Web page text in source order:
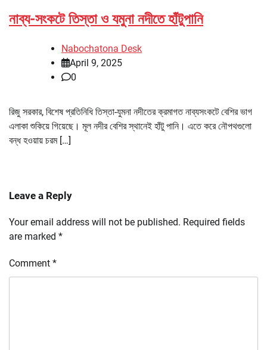
নাব্য-সংকটে তিস্তা ও যমুনা নদীতে হাঁটুপানি
Nabochatona Desk
April 9, 2025
0
রিজু সরকার, বিশেষ প্রতিনিধি তিস্তা-যুমনা নদীতের ক্রমাগত নাব্যসংকটে বেশির ভাগ
এলাকা শুকিয়ে গিয়েছে। মূল নদীর বেশির স্থানেই হাঁটু পানি। এতে করে নৌপথগুলো
বন্ধ হওয়ায় চরম […]
Leave a Reply
Your email address will not be published. Required fields
are marked *
Comment *